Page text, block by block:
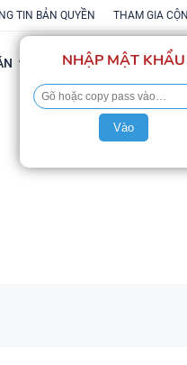
TIN BẢN QUYỀN THAM GIA
POWERPOINT
NHẬP MẬT KHẨU
Vào